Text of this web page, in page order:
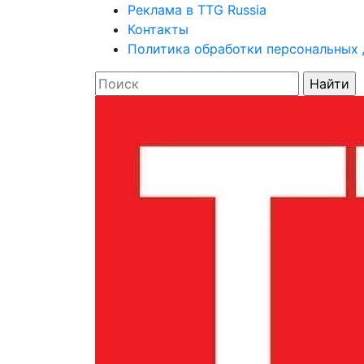
Реклама в TTG Russia
Контакты
Политика обработки персональных